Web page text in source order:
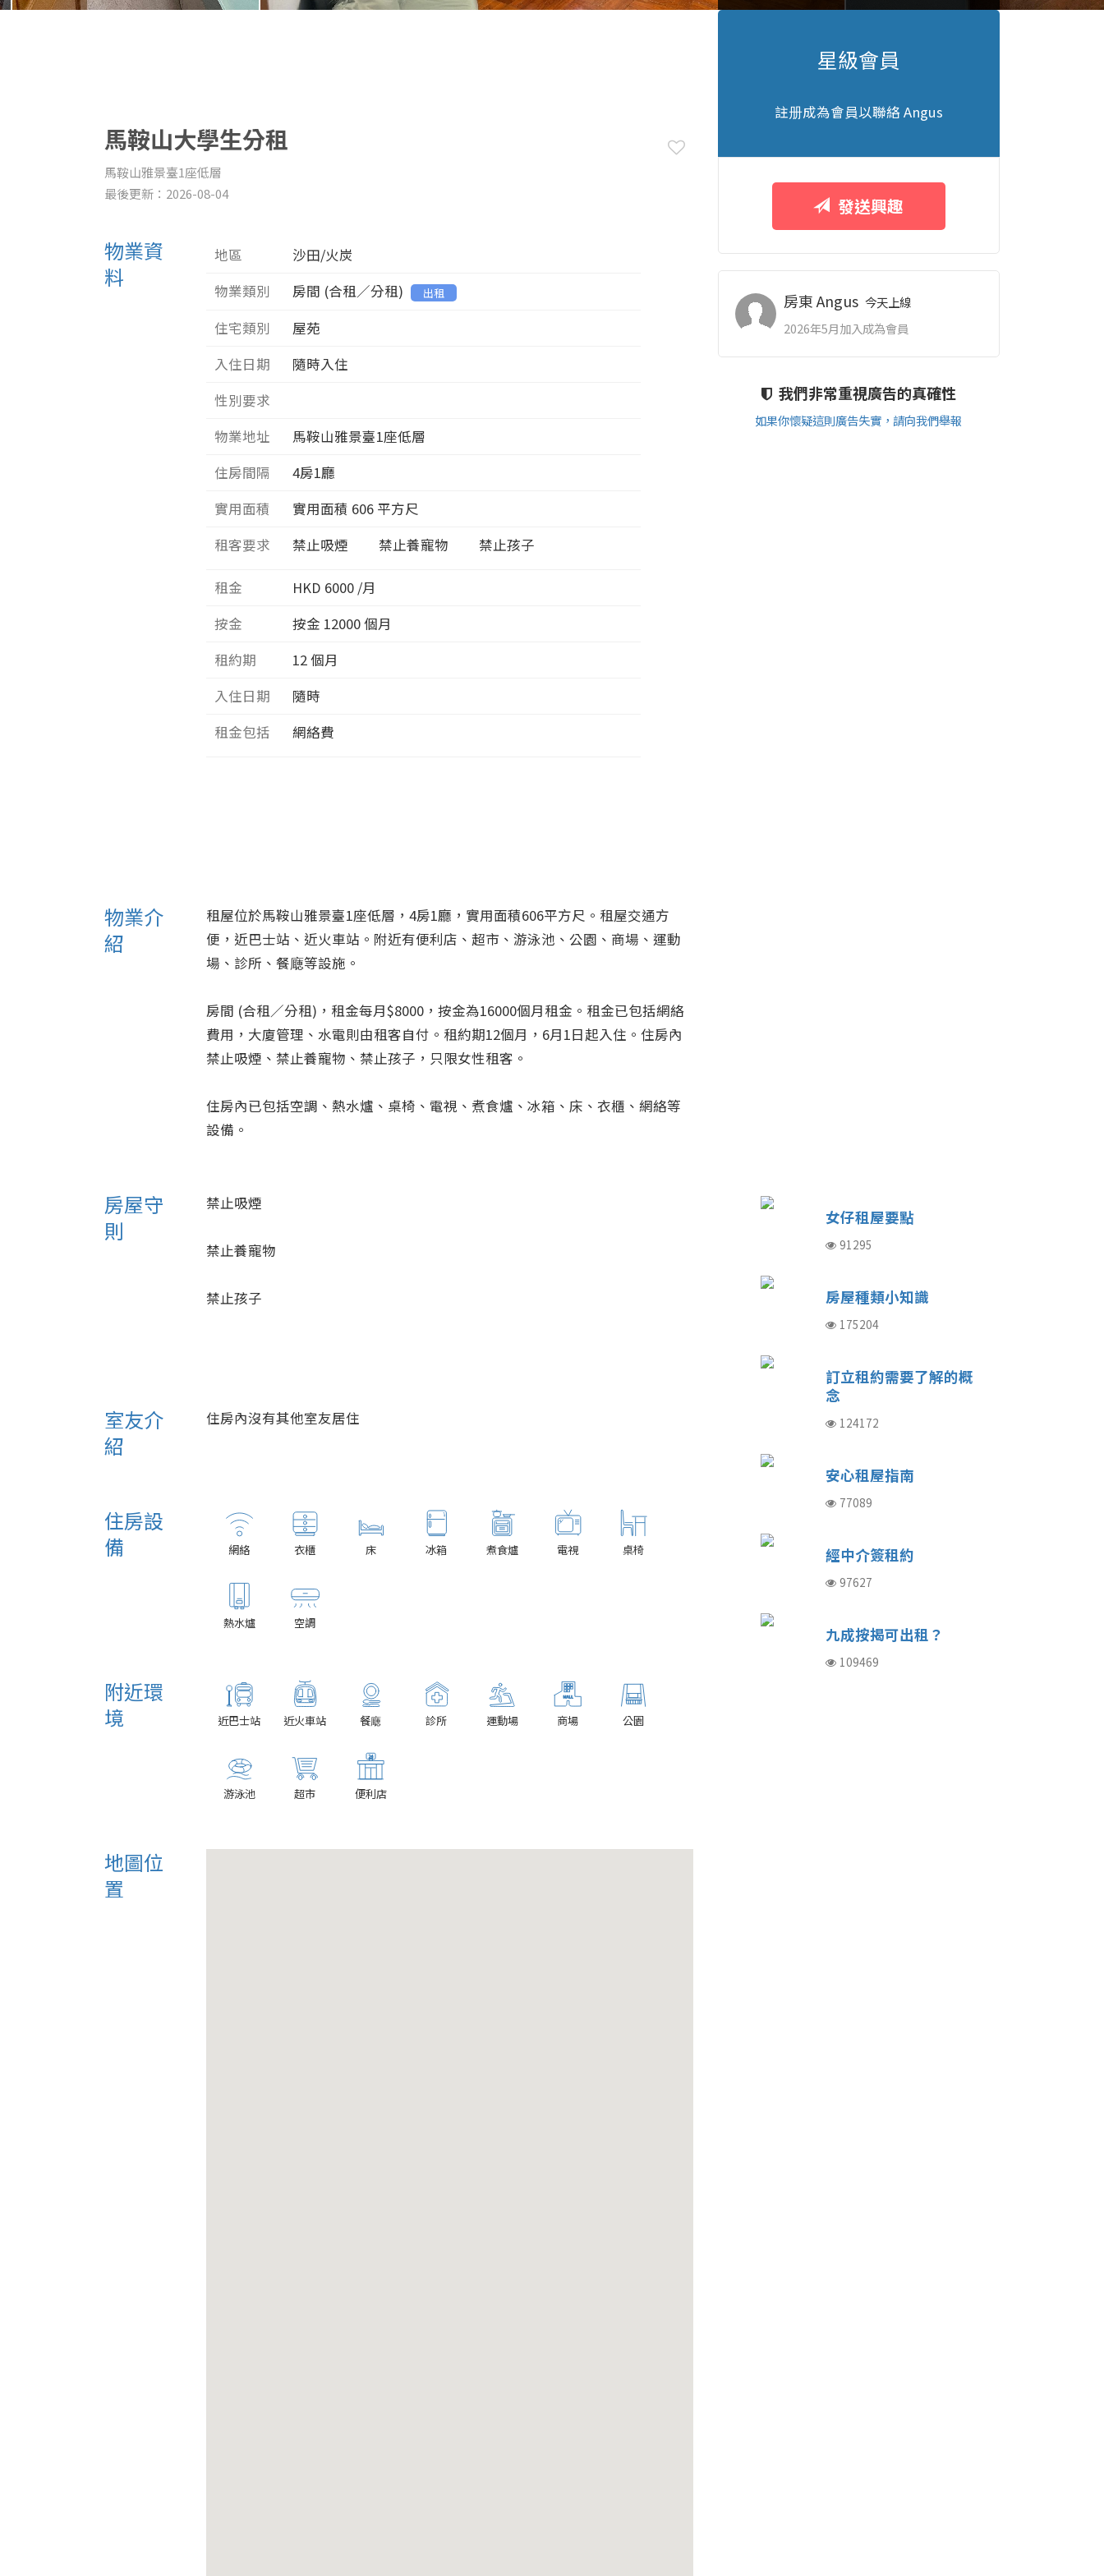
馬鞍山大學生分租
馬鞍山雅景臺1座低層
最後更新：2026-08-04
物業資
料
地區
沙田/火炭
物業類別
房間 (合租／分租) 出租
住宅類別
屋苑
入住日期
隨時入住
性別要求
物業地址
馬鞍山雅景臺1座低層
住房間隔
4房1廳
實用面積
實用面積 606 平方尺
租客要求
禁止吸煙 禁止養寵物 禁止孩子
租金
HKD 6000 /月
按金
按金 12000 個月
租約期
12 個月
入住日期
隨時
租金包括
網絡費
物業介
紹
租屋位於馬鞍山雅景臺1座低層，4房1廳，實用面積606平方尺。租屋交通方
便，近巴士站、近火車站。附近有便利店、超市、游泳池、公園、商場、運動
場、診所、餐廰等設施。
房間 (合租／分租)，租金每月$8000，按金為16000個月租金。租金已包括網絡
費用，大廈管理、水電則由租客自付。租約期12個月，6月1日起入住。住房內
禁止吸煙、禁止養寵物、禁止孩子，只限女性租客。
住房內已包括空調、熱水爐、桌椅、電視、煮食爐、冰箱、床、衣櫃、網絡等
設備。
房屋守
則
禁止吸煙
禁止養寵物
禁止孩子
室友介
紹
住房內沒有其他室友居住
住房設
備
網絡 衣櫃 床 冰箱 煮食爐 電視 桌椅
熱水爐 空調
附近環
境
近巴士站 近火車站 餐廰 診所 運動場 商場 公園
游泳池 超市 便利店
地圖位
置
星級會員
註册成為會員以聯絡 Angus
發送興趣
房東 Angus 今天上線
2026年5月加入成為會員
我們非常重視廣告的真確性
如果你懷疑這則廣告失實，請向我們舉報
女仔租屋要點
91295
房屋種類小知識
175204
訂立租約需要了解的概
念
124172
安心租屋指南
77089
經中介簽租約
97627
九成按揭可出租？
109469